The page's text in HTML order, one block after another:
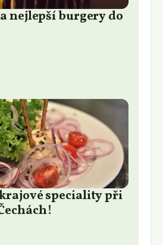
nejlepší burgery do
speciality při